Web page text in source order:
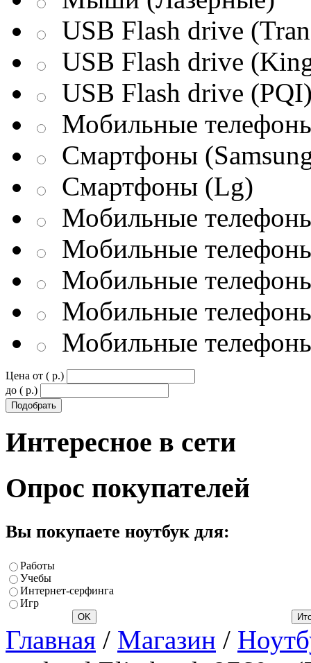
USB Flash drive
USB Flash drive
USB Flash drive
Мобильные
Смартфоны
Смартфоны (Lg)
Мобильные
Мобильные
Мобильные
Мобильные
Мобильные
Цена от ( p.)
до ( p.)
Интересное в сети
Опрос покупателей
Вы покупаете ноутбук для:
Работы
Учебы
Интернет-серфинга
Игр
Главная / Магазин /